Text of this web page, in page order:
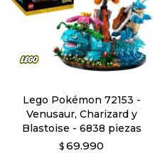
Lego Pokémon 72153 -
Venusaur, Charizard y
Blastoise - 6838 piezas
$ 69.990